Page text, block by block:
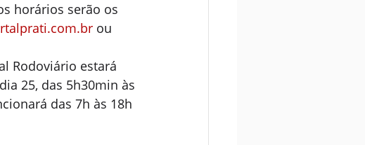
horários serão os
ou
Rodoviário estará
25, das 5h30min às
das 7h às 18h